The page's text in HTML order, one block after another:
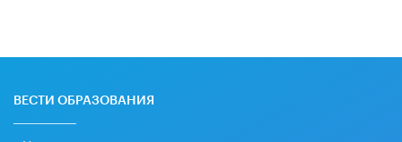
ВЕСТИ ОБРАЗОВАНИЯ